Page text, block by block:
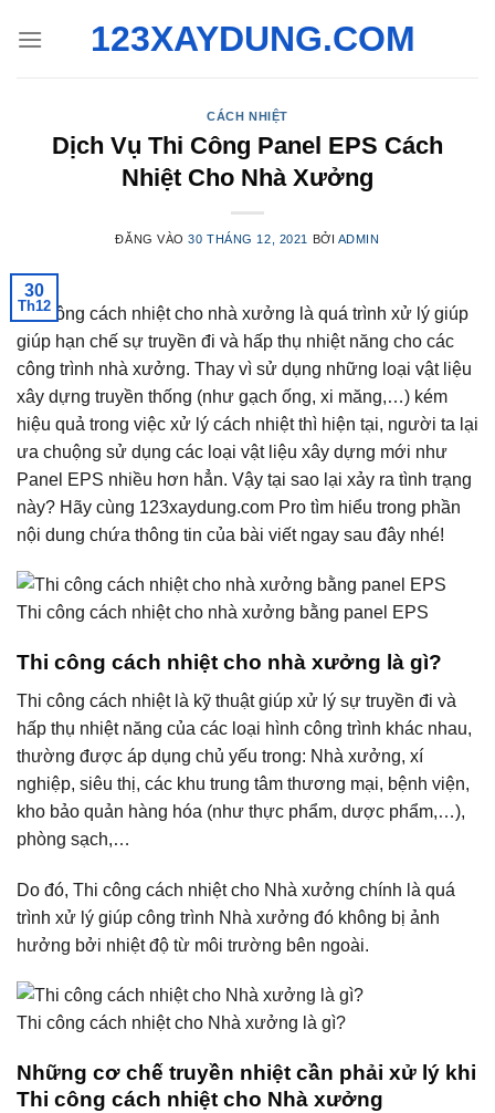
qua
123XAYDUNG.COM
CÁCH NHIỆT
Dịch Vụ Thi Công Panel EPS Cách
Nhiệt Cho Nhà Xưởng
ĐĂNG VÀO30 THÁNG 12, 2021 BỞI ADMIN
30
Th12
Thi công cách nhiệt cho nhà xưởng là quá trình xử lý giúp
giúp hạn chế sự truyền đi và hấp thụ nhiệt năng cho các
công trình nhà xưởng. Thay vì sử dụng những loại vật liệu
xây dựng truyền thống (như gạch ống, xi măng,…) kém
hiệu quả trong việc xử lý cách nhiệt thì hiện tại, người ta lại
ưa chuộng sử dụng các loại vật liệu xây dựng mới như
Panel EPS nhiều hơn hẳn. Vậy tại sao lại xảy ra tình trạng
này? Hãy cùng 123xaydung.com Pro tìm hiểu trong phần
nội dung chứa thông tin của bài viết ngay sau đây nhé!
Thi công cách nhiệt cho nhà xưởng bằng panel EPS
Thi công cách nhiệt cho nhà xưởng là gì?
Thi công cách nhiệt là kỹ thuật giúp xử lý sự truyền đi và
hấp thụ nhiệt năng của các loại hình công trình khác nhau,
thường được áp dụng chủ yếu trong: Nhà xưởng, xí
nghiệp, siêu thị, các khu trung tâm thương mại, bệnh viện,
kho bảo quản hàng hóa (như thực phẩm, dược phẩm,…),
phòng sạch,…
Do đó, Thi công cách nhiệt cho Nhà xưởng chính là quá
trình xử lý giúp công trình Nhà xưởng đó không bị ảnh
hưởng bởi nhiệt độ từ môi trường bên ngoài.
Thi công cách nhiệt cho Nhà xưởng là gì?
Những cơ chế truyền nhiệt cần phải xử lý khi
Thi công cách nhiệt cho Nhà xưởng